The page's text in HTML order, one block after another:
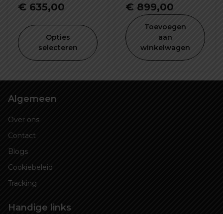
prijs
€ 699,00.
€ 635,00
is:
€ 635,00.
Opties
selecteren
prijs
€
€ 899,00
prijs
€
Toevoegen
aan
winkelwagen
Algemeen
Over ons
Contact
Blogs
Cookiebeleid
Tracking
Handige links